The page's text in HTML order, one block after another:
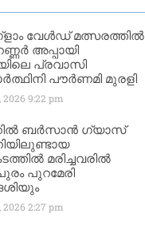
വേൾഡ് മത്സരത്തിൽ
അപ്പായി
പ്രവാസി
പൗർണമി മുരളി
2026 9:22 pm
ബർസാൻ ഗ്യാസ്
മരിച്ചവരിൽ
പുറമേരി
2026 2:27 pm